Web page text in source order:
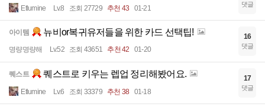
Etlumine Lv.8 조회 27729 추천 43 01-21 댓글
아이템 뉴비or복귀유저들을 위한 카드 선택팁!
명량명량해 Lv.52 조회 43651 추천 42 01-20
16
댓글
퀘스트 퀘스트로 키우는 렙업 정리해봤어요.
Etlumine Lv.6 조회 33379 추천 38 01-18
17
댓글